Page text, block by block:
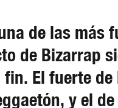
de las más
de Bizarrap
El fuerte
y el